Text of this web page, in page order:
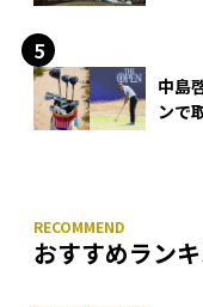
中島
ンで
おすすめラン